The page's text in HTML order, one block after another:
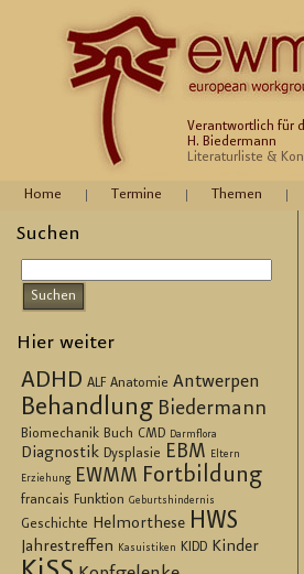
Verantwortlich für
H. Biedermann
Literaturliste &
Home Termine Themen
Suchen
Hier weiter
ADHD ALF Anatomie Antwerpen
Behandlung Biedermann
Biomechanik Buch CMD Darmflora
Diagnostik Dysplasie EBM Eltern
Erziehung EWMM Fortbildung
francais Funktion Geburtshindernis
Geschichte Helmorthese HWS
Jahrestreffen Kasuistiken KIDD Kinder